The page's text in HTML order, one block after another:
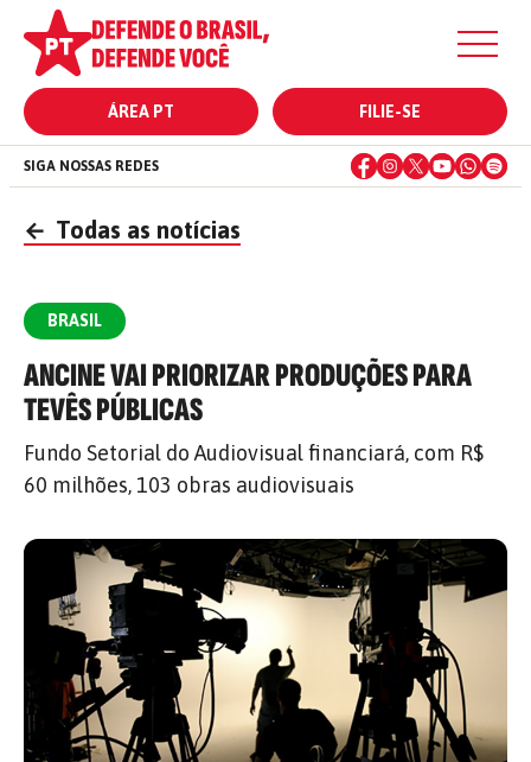
ÁREA PT FILIE-SE
SIGA NOSSAS REDES
← Todas as notícias
BRASIL
ANCINE VAI PRIORIZAR PRODUÇÕES PARA
TEVÊS PÚBLICAS
Fundo Setorial do Audiovisual financiará, com R$
60 milhões, 103 obras audiovisuais